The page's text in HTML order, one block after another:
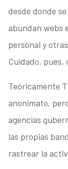
desde donde
abundan webs
personal y
Cuidado, pues,
Teóricamente
anonimato,
agencias
las propias
rastrear la